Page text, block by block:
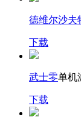
德维尔沙夫
下载
武士零单机
下载